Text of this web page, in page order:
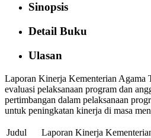
Sinopsis
Detail Buku
Ulasan
Laporan Kinerja Kementerian Agama
evaluasi pelaksanaan program dan
pertimbangan dalam pelaksanaan
untuk peningkatan kinerja di masa
Judul
Laporan Kinerja